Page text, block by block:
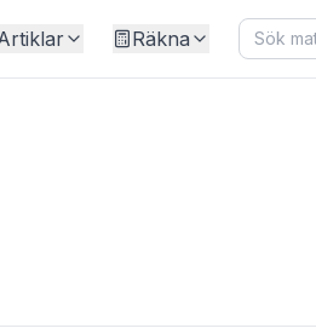
Räkna